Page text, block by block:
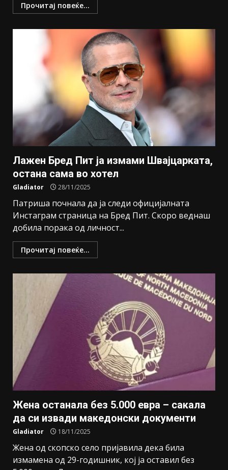
Прочитај повеќе...
Лажен Бред Пит ја измами Швајцарката,
остана сама во хотел
Gladiator 28/11/2025
Патриша почнала да ја следи официјалната
Инстаграм страница на Бред Пит. Скоро веднаш
добила порака од личност...
Прочитај повеќе...
Жена останала без 5.000 евра – сакала
да си извади македонски документи
Gladiator 18/11/2025
Жена од скопско село пријавила дека била
измамена од 29-годишник, кој ја оставил без